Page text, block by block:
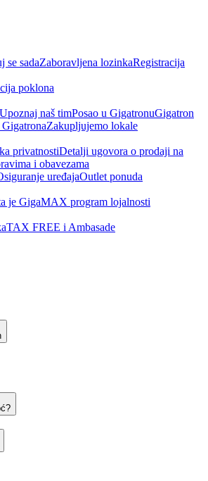
se sadaZaboravljena lozinkaRegistracija
poklona
Upoznaj naš timPosao u GigatronuGigatron
Zakupljujemo lokale
privatnostiDetalji ugovora o prodaji na
i obavezama
uređajaOutlet ponuda
je GigaMAX program lojalnosti
TAX FREE i Ambasade